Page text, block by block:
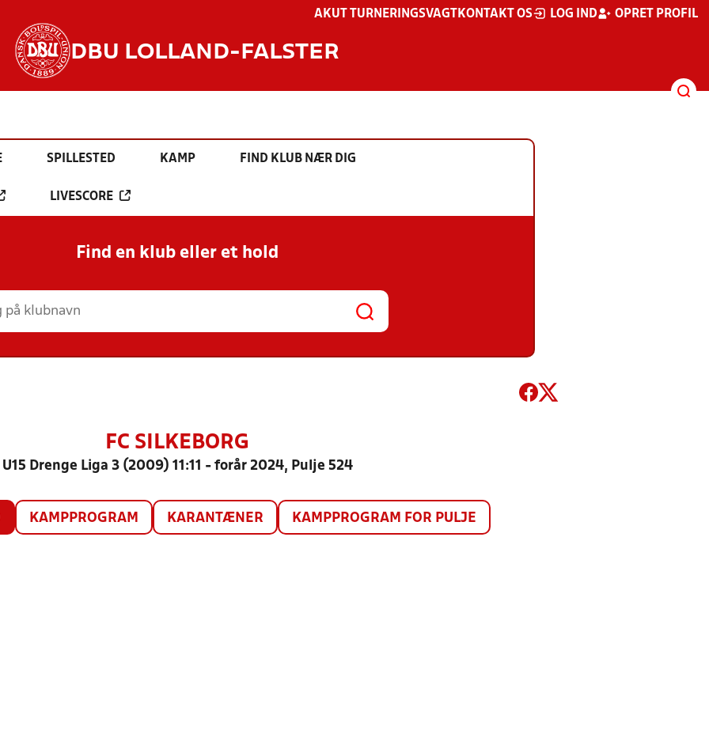
AKUT TURNERINGSVAGT KONTAKT OS LOG IND OPRET PROFIL
DBU LOLLAND-FALSTER
SPILLESTED KAMP FIND KLUB NÆR DIG
LIVESCORE
Find en klub eller et hold
FC SILKEBORG
U15 Drenge Liga 3 (2009) 11:11 - forår 2024, Pulje 524
KAMPPROGRAM KARANTÆNER KAMPPROGRAM FOR PULJE